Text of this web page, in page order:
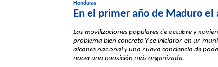
Honduras
En el primer año de Maduro el
Las movilizaciones populares de octubre y
problema bien concreto Y se iniciaron en un
alcance nacional y una nueva conciencia de
nacer una oposición más organizada.